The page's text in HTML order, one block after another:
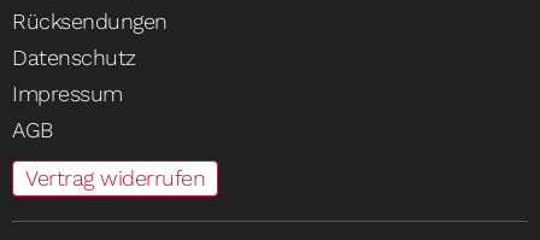
Rücksendungen
Datenschutz
Impressum
AGB
Vertrag widerrufen